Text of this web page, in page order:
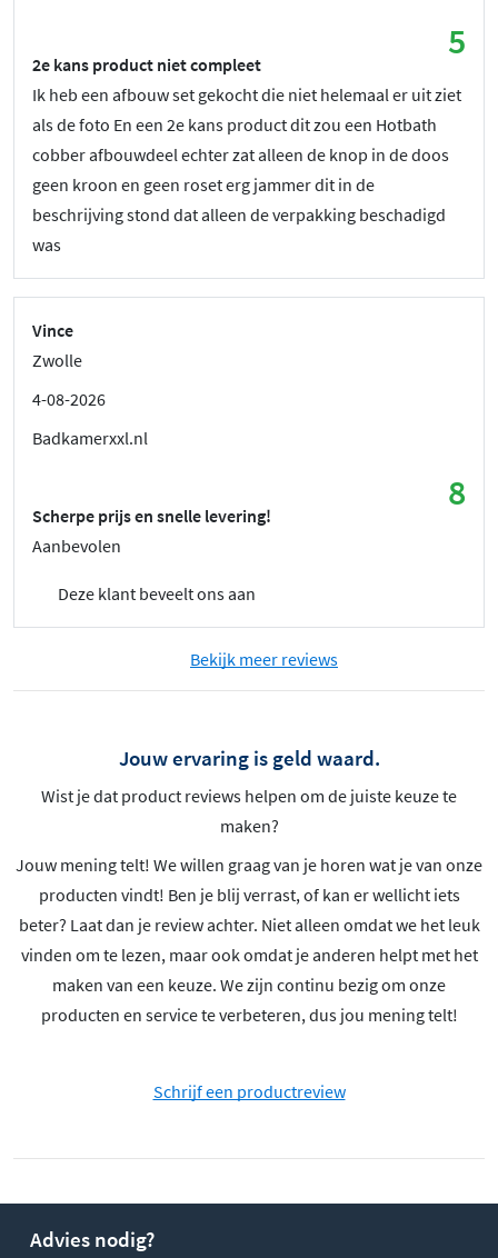
5
2e kans product niet compleet
Ik heb een afbouw set gekocht die niet helemaal er uit ziet
als de foto En een 2e kans product dit zou een Hotbath
cobber afbouwdeel echter zat alleen de knop in de doos
geen kroon en geen roset erg jammer dit in de
beschrijving stond dat alleen de verpakking beschadigd
was
Vince
Zwolle
4-08-2026
Badkamerxxl.nl
8
Scherpe prijs en snelle levering!
Aanbevolen
Deze klant beveelt ons aan
Bekijk meer reviews
Jouw ervaring is geld waard.
Wist je dat product reviews helpen om de juiste keuze te
maken?
Jouw mening telt! We willen graag van je horen wat je van onze
producten vindt! Ben je blij verrast, of kan er wellicht iets
beter? Laat dan je review achter. Niet alleen omdat we het leuk
vinden om te lezen, maar ook omdat je anderen helpt met het
maken van een keuze. We zijn continu bezig om onze
producten en service te verbeteren, dus jou mening telt!
Schrijf een productreview
Advies nodig?